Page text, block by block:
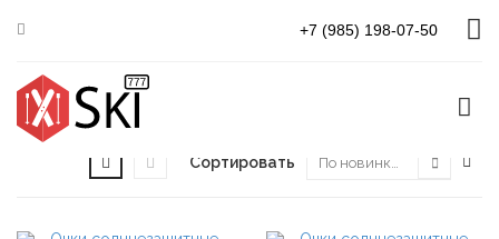
+7 (985) 198-07-50
Сортировать